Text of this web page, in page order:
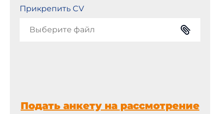
Прикрепить CV
Выберите файл
Подать анкету на рассмотрение